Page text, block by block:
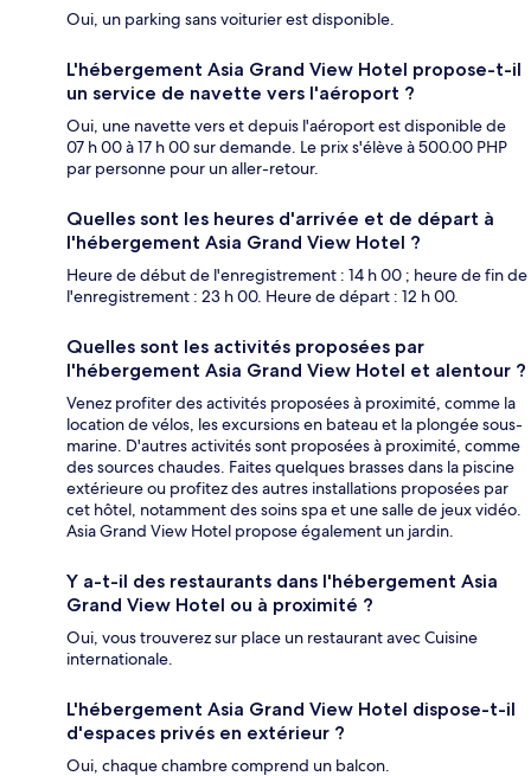
Oui, un parking sans voiturier est disponible.
L'hébergement Asia Grand View Hotel propose-t-il
un service de navette vers l'aéroport ?
Oui, une navette vers et depuis l'aéroport est disponible de
07 h 00 à 17 h 00 sur demande. Le prix s'élève à 500.00 PHP
par personne pour un aller-retour.
Quelles sont les heures d'arrivée et de départ à
l'hébergement Asia Grand View Hotel ?
Heure de début de l'enregistrement : 14 h 00 ; heure de fin de
l'enregistrement : 23 h 00. Heure de départ : 12 h 00.
Quelles sont les activités proposées par
l'hébergement Asia Grand View Hotel et alentour ?
Venez profiter des activités proposées à proximité, comme la
location de vélos, les excursions en bateau et la plongée sous-
marine. D'autres activités sont proposées à proximité, comme
des sources chaudes. Faites quelques brasses dans la piscine
extérieure ou profitez des autres installations proposées par
cet hôtel, notamment des soins spa et une salle de jeux vidéo.
Asia Grand View Hotel propose également un jardin.
Y a-t-il des restaurants dans l'hébergement Asia
Grand View Hotel ou à proximité ?
Oui, vous trouverez sur place un restaurant avec Cuisine
internationale.
L'hébergement Asia Grand View Hotel dispose-t-il
d'espaces privés en extérieur ?
Oui, chaque chambre comprend un balcon.